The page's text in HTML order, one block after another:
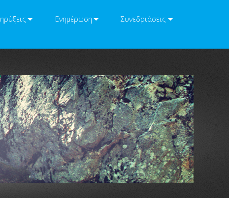
Ενημέρωση
Συνεδριάσεις